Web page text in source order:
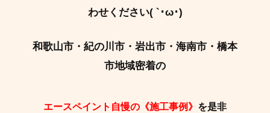
わせください( `･ω･)
和歌山市・紀の川市・岩出市・海南市・橋本
市地域密着の
エースペイント自慢の《施工事例》 を是非